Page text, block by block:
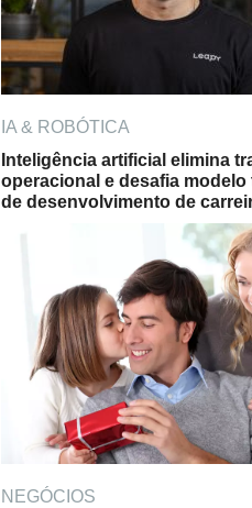
IA & ROBÓTICA
Inteligência artificial elimina
operacional e desafia modelo
de desenvolvimento de
NEGÓCIOS